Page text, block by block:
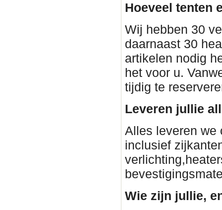
Hoeveel tenten
Wij hebben 30
daarnaast 30
artikelen nodig
het voor u.
tijdig te
Leveren jullie
Alles leveren we
inclusief
Wie zijn jullie,